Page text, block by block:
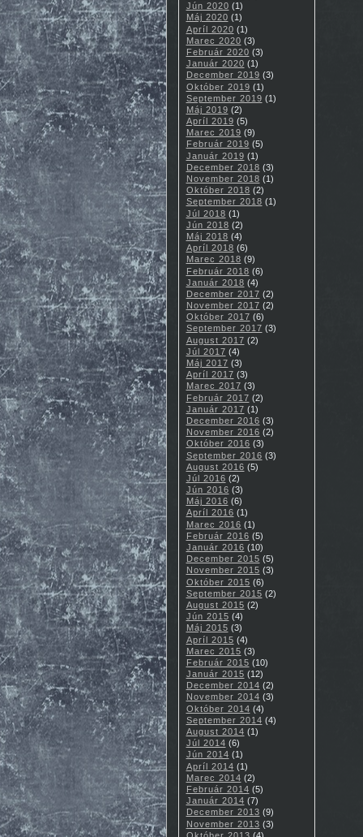
Jún 2020 (1)
Máj 2020 (1)
Apríl 2020 (1)
Marec 2020 (3)
Február 2020 (3)
Január 2020 (1)
December 2019 (3)
Október 2019 (1)
September 2019 (1)
Máj 2019 (2)
Apríl 2019 (5)
Marec 2019 (9)
Február 2019 (5)
Január 2019 (1)
December 2018 (3)
November 2018 (1)
Október 2018 (2)
September 2018 (1)
Júl 2018 (1)
Jún 2018 (2)
Máj 2018 (4)
Apríl 2018 (6)
Marec 2018 (9)
Február 2018 (6)
Január 2018 (4)
December 2017 (2)
November 2017 (2)
Október 2017 (6)
September 2017 (3)
August 2017 (2)
Júl 2017 (4)
Máj 2017 (3)
Apríl 2017 (3)
Marec 2017 (3)
Február 2017 (2)
Január 2017 (1)
December 2016 (3)
November 2016 (2)
Október 2016 (3)
September 2016 (3)
August 2016 (5)
Júl 2016 (2)
Jún 2016 (3)
Máj 2016 (6)
Apríl 2016 (1)
Marec 2016 (1)
Február 2016 (5)
Január 2016 (10)
December 2015 (5)
November 2015 (3)
Október 2015 (6)
September 2015 (2)
August 2015 (2)
Jún 2015 (4)
Máj 2015 (3)
Apríl 2015 (4)
Marec 2015 (3)
Február 2015 (10)
Január 2015 (12)
December 2014 (2)
November 2014 (3)
Október 2014 (4)
September 2014 (4)
August 2014 (1)
Júl 2014 (6)
Jún 2014 (1)
Apríl 2014 (1)
Marec 2014 (2)
Február 2014 (5)
Január 2014 (7)
December 2013 (9)
November 2013 (3)